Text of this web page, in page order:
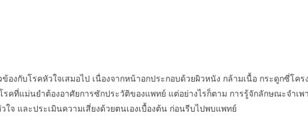
องกับโรคหัวใจเสมอไป เนื่องจากหน้าอกประกอบด้วยผิวหนัง กล้ามเนื้อ กระดูกซี่โค
คที่แม่นยำต้องอาศัยการซักประวัติของแพทย์ แต่อย่างไรก็ตาม การรู้จักลักษณะจำเพ
จ และประเมินความเสี่ยงด้วยตนเองเบื้องต้น ก่อนรีบไปพบแพทย์